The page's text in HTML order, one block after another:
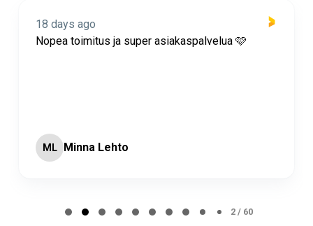
18 days ago
Nopea toimitus ja super asiakaspalvelua 🩷
ML Minna Lehto
2 / 60